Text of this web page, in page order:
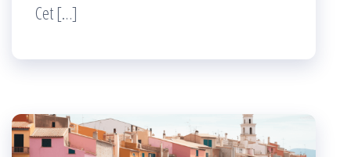
Cet […]